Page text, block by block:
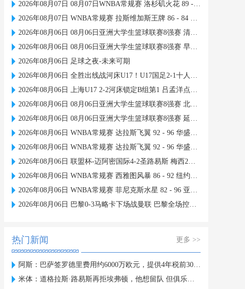
2026年08月07日 08月07日WNBA常规赛 洛杉矶火花 89 - 82 明尼苏达山猫 全场集锦
2026年08月07日 WNBA常规赛 拉斯维加斯王牌 86 - 84 印第安纳狂热 全场集锦
2026年08月06日 08月06日亚洲大学生篮球联赛8强赛 清华大学 85 - 81 菲律宾大学 集锦
2026年08月06日 08月06日亚洲大学生篮球联赛8强赛 早稻田大学 78 - 71 高丽大学 集锦
2026年08月06日 足球之夜-未来可期
2026年08月06日 全胜出线战河床U17！U17国足2-1十人药厂U17 赵松源登场1分钟传射
2026年08月06日 上海U17 2-2河床锁定B组第1 吕孟洋点射阿布力米破门 将战A组第2
2026年08月06日 08月06日亚洲大学生篮球联赛8强赛 北京大学 77 - 79 上海交通大学 集锦
2026年08月06日 08月06日亚洲大学生篮球联赛8强赛 延世大学 67 - 72 政治大学 集锦
2026年08月06日 WNBA常规赛 达拉斯飞翼 92 - 96 华盛顿神秘人 全场集锦
2026年08月06日 WNBA常规赛 达拉斯飞翼 92 - 96 华盛顿神秘人 全场集锦
2026年08月06日 联盟杯-迈阿密国际4-2圣路易斯 梅西2射1传 阿伦助攻戴帽
2026年08月06日 WNBA常规赛 西雅图风暴 86 - 92 纽约自由人 全场集锦
2026年08月06日 WNBA常规赛 菲尼克斯水星 82 - 96 亚特兰大梦想 全场集锦
2026年08月06日 巴黎0-3马略卡下场战曼联 巴黎全场控球近6成+8射3正未果
热门新闻 更多 >>
阿斯：巴萨签罗德里费用约6000万欧元，提供4年税前3000万欧合同
米体：道格拉斯·路易斯再拒埃弗顿，他想留队 但俱乐部尚未敲定